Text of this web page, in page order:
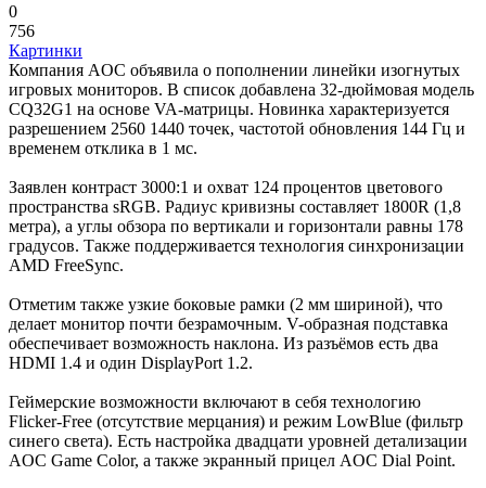
0
756
Картинки
Компания AOC объявила о пополнении линейки изогнутых
игровых мониторов. В список добавлена 32-дюймовая модель
CQ32G1 на основе VA-матрицы. Новинка характеризуется
разрешением 2560 1440 точек, частотой обновления 144 Гц и
временем отклика в 1 мс.
Заявлен контраст 3000:1 и охват 124 процентов цветового
пространства sRGB. Радиус кривизны составляет 1800R (1,8
метра), а углы обзора по вертикали и горизонтали равны 178
градусов. Также поддерживается технология синхронизации
AMD FreeSync.
Отметим также узкие боковые рамки (2 мм шириной), что
делает монитор почти безрамочным. V-образная подставка
обеспечивает возможность наклона. Из разъёмов есть два
HDMI 1.4 и один DisplayPort 1.2.
Геймерские возможности включают в себя технологию
Flicker-Free (отсутствие мерцания) и режим LowBlue (фильтр
синего света). Есть настройка двадцати уровней детализации
AOC Game Color, а также экранный прицел AOC Dial Point.